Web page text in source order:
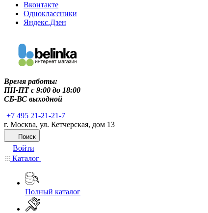
Вконтакте
Одноклассники
Яндекс.Дзен
Время работы:
ПН-ПТ c 9:00 до 18:00
СБ-ВС выходной
+7 495 21-21-21-7
г. Москва, ул. Кетчерская, дом 13
Поиск
Войти
Каталог
Полный каталог